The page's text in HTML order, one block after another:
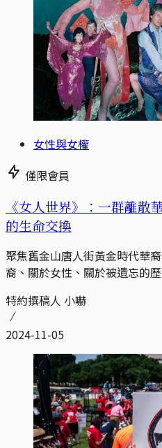
女性與女權
僅限會員
《女人世界》：一群離散
的生命交換
聚焦舊金山唐人街黃金時代華
裔、關於女性、關於被遺忘的
特約撰稿人 小嚇
2024-11-05